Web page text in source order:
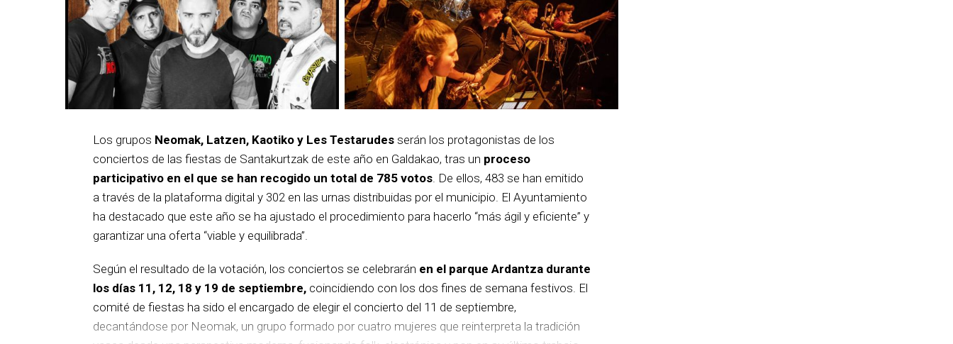
Los grupos Neomak, Latzen, Kaotiko y Les Testarudes serán los protagonistas de los
conciertos de las fiestas de Santakurtzak de este año en Galdakao, tras un proceso
participativo en el que se han recogido un total de 785 votos . De ellos, 483 se han emitido
a través de la plataforma digital y 302 en las urnas distribuidas por el municipio. El Ayuntamiento
ha destacado que este año se ha ajustado el procedimiento para hacerlo “más ágil y eficiente” y
garantizar una oferta “viable y equilibrada”.
Según el resultado de la votación, los conciertos se celebrarán en el parque Ardantza durante
los días 11, 12, 18 y 19 de septiembre, coincidiendo con los dos fines de semana festivos. El
comité de fiestas ha sido el encargado de elegir el concierto del 11 de septiembre,
decantándose por Neomak, un grupo formado por cuatro mujeres que reinterpreta la tradición